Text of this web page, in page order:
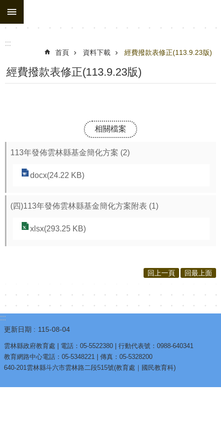
跳到主要內容區塊
:::
首頁 資料下載 經費撥款表修正(113.9.23版)
經費撥款表修正(113.9.23版)
相關檔案
113年發佈雲林縣基金簡化方案 (2)
docx(24.22 KB)
(四)113年發佈雲林縣基金簡化方案附表 (1)
xlsx(293.25 KB)
回上一頁 回最上面
:::
更新日期 115-08-04
雲林縣政府教育處 | 電話：05-5522380 | 行動代表號：0988-640341
教育網路中心電話：05-5348221 | 傳真：05-5328200
640-201雲林縣斗六市雲林路二段515號(教育處｜國民教育科)